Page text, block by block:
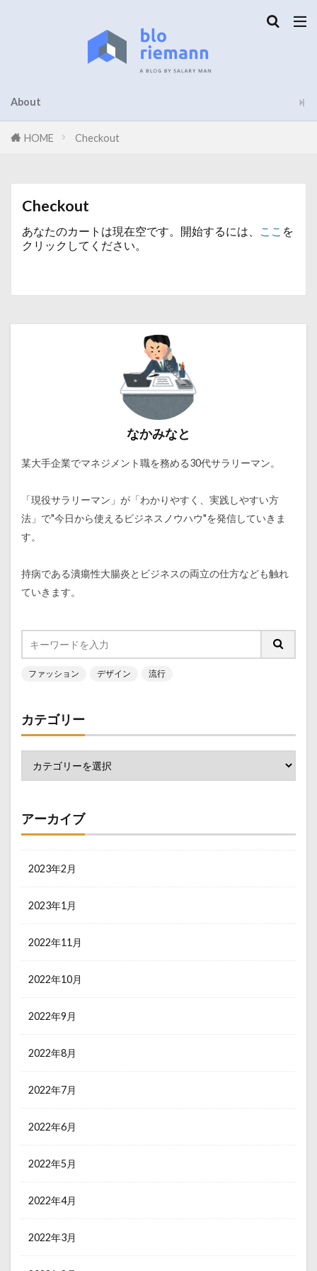
About
HOME Checkout
Checkout
あなたのカートは現在空です。開始するには、 ここ を
クリックしてください。
なかみなと
某大手企業でマネジメント職を務める30代サラリーマン。
「現役サラリーマン」が「わかりやすく、実践しやすい方
法」で"今日から使えるビジネスノウハウ"を発信していきま
す。
持病である潰瘍性大腸炎とビジネスの両立の仕方なども触れ
ていきます。
ファッション デザイン 流行
カテゴリー
アーカイブ
2023年2月
2023年1月
2022年11月
2022年10月
2022年9月
2022年8月
2022年7月
2022年6月
2022年5月
2022年4月
2022年3月